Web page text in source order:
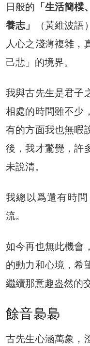
日般的 「生活簡
養志」
（黃維波
人心之淺薄複雜，
己悲」的境界。
我與古先生是君子
相處的時間雖不少
有的方面我也無暇
後，我才驚覺，許
未說清。
我總以爲還有時
流。
如今再也無此機會
的動力和心境，希
繼續那意趣盎然的
餘音裊裊
古先生心涵萬象，